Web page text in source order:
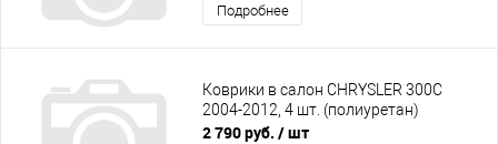
Подробнее
Коврики в салон CHRYSLER 300C
2004-2012, 4 шт. (полиуретан)
2 790 руб. / шт